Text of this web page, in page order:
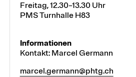
Freitag, 12.30–13.30 Uhr
PMS Turnhalle H83
Kontakt: Marcel Germann
marcel.germann@phtg.ch